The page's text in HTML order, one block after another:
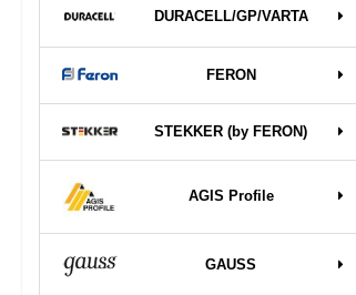
DURAСELL/GP/VARTA
FERON
STEKKER (by FERON)
AGIS Profile
GAUSS